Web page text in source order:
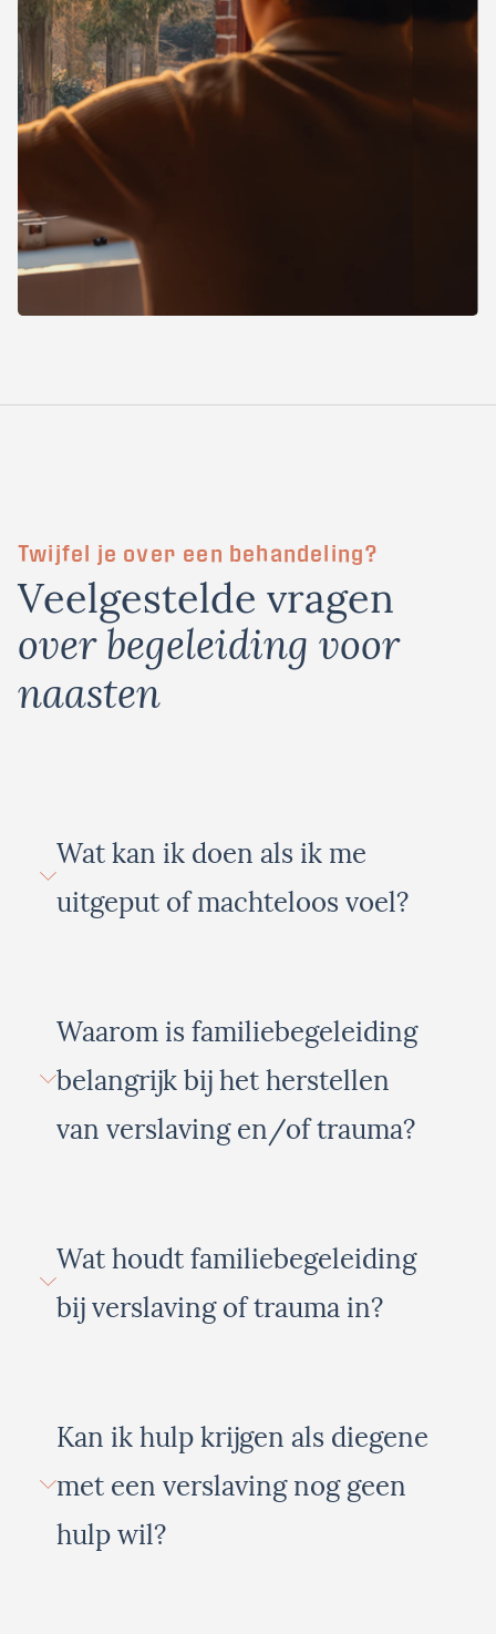
Twijfel je over een behandeling?
Veelgestelde vragen
over begeleiding voor
naasten
Wat kan ik doen als ik me
uitgeput of machteloos voel?
Waarom is familiebegeleiding
belangrijk bij het herstellen
van verslaving en/of trauma?
Wat houdt familiebegeleiding
bij verslaving of trauma in?
Kan ik hulp krijgen als diegene
met een verslaving nog geen
hulp wil?